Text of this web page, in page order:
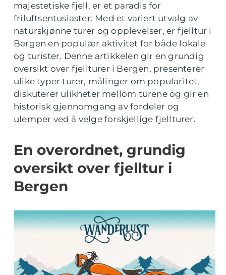
majestetiske fjell, er et paradis for
friluftsentusiaster. Med et variert utvalg av
naturskjønne turer og opplevelser, er fjelltur i
Bergen en populær aktivitet for både lokale
og turister. Denne artikkelen gir en grundig
oversikt over fjellturer i Bergen, presenterer
ulike typer turer, målinger om popularitet,
diskuterer ulikheter mellom turene og gir en
historisk gjennomgang av fordeler og
ulemper ved å velge forskjellige fjellturer.
En overordnet, grundig
oversikt over fjelltur i
Bergen